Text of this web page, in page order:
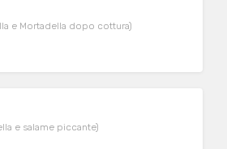
e Mortadella dopo cottura)
e salame piccante)